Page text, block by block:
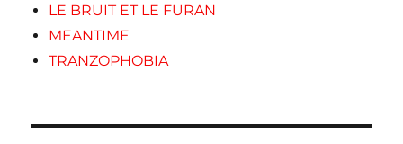
LE BRUIT ET LE FURAN
MEANTIME
TRANZOPHOBIA